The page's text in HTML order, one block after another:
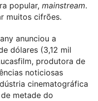
popular, mainstream.
muitos cifrões.
anunciou a
dólares (3,12 mil
produtora de
noticiosas
cinematográfica
metade do